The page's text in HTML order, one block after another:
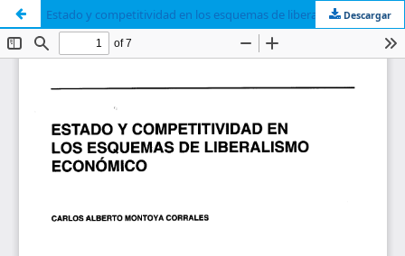
Estado y competitividad en los esquemas de liberalismo económico
Descargar